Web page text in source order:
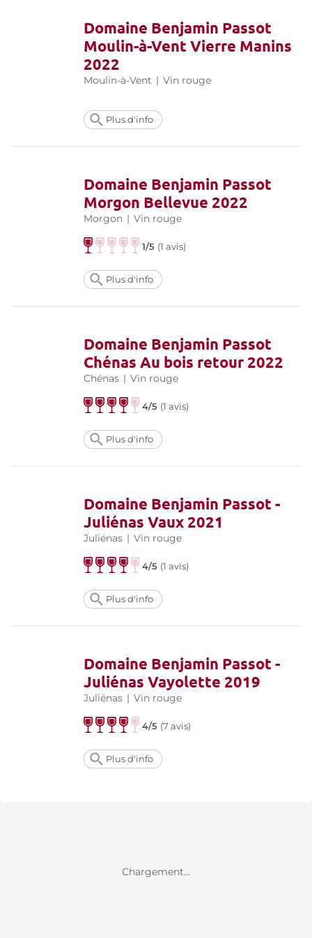
Domaine Benjamin Passot
Moulin-à-Vent Vierre Manins
2022
Moulin-à-Vent | Vin rouge
Plus d'info
Domaine Benjamin Passot
Morgon Bellevue 2022
Morgon | Vin rouge
1/5 (1 avis)
Plus d'info
Domaine Benjamin Passot
Chénas Au bois retour 2022
Chénas | Vin rouge
4/5 (1 avis)
Plus d'info
Domaine Benjamin Passot -
Juliénas Vaux 2021
Juliénas | Vin rouge
4/5 (1 avis)
Plus d'info
Domaine Benjamin Passot -
Juliénas Vayolette 2019
Juliénas | Vin rouge
4/5 (7 avis)
Plus d'info
Chargement...